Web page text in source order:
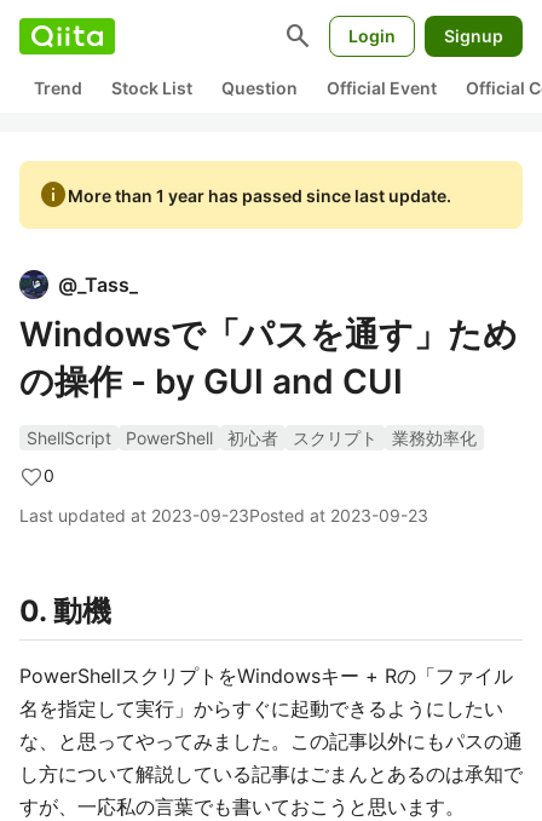
search Login Signup
Trend Stock List Question Official Event Official
infoMore than 1 year has passed since last update.
@ _Tass_
Windowsで「パスを通す」ため
の操作 - by GUI and CUI
ShellScript PowerShell 初心者 スクリプト
業務効率化
0
Last updated at 2023-09-23Posted at 2023-09-23
0. 動機
PowerShellスクリプトをWindowsキー + Rの「ファイル
名を指定して実行」からすぐに起動できるようにしたい
な、と思ってやってみました。この記事以外にもパスの通
し方について解説している記事はごまんとあるのは承知で
すが、一応私の言葉でも書いておこうと思います。